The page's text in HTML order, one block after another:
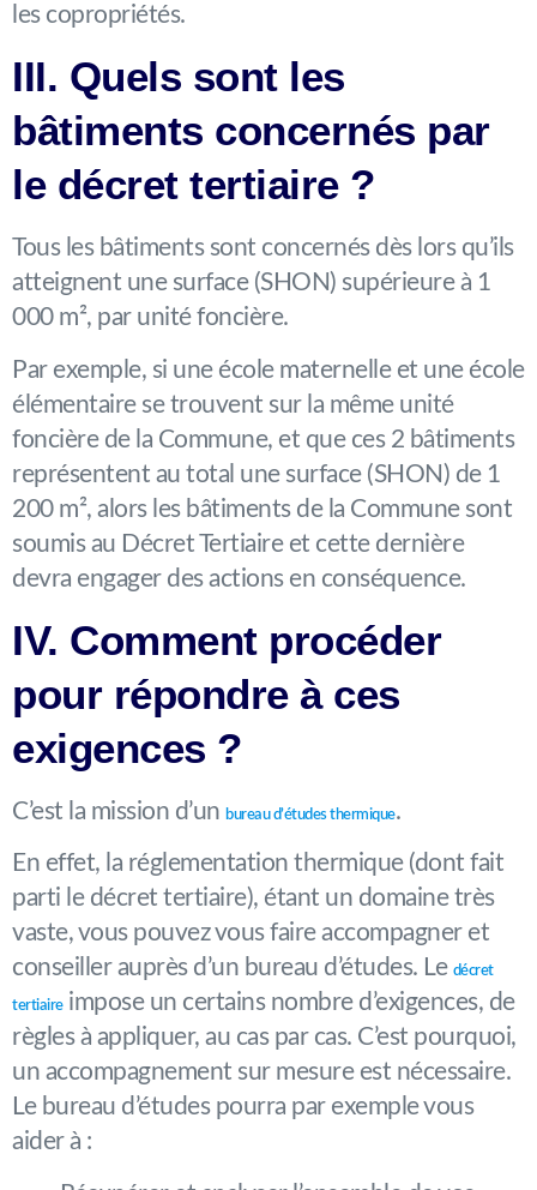
les copropriétés.
III. Quels sont les
bâtiments concernés par
le décret tertiaire ?
Tous les bâtiments sont concernés dès lors qu’ils
atteignent une surface (SHON) supérieure à 1
000 m², par unité foncière.
Par exemple, si une école maternelle et une école
élémentaire se trouvent sur la même unité
foncière de la Commune, et que ces 2 bâtiments
représentent au total une surface (SHON) de 1
200 m², alors les bâtiments de la Commune sont
soumis au Décret Tertiaire et cette dernière
devra engager des actions en conséquence.
IV. Comment procéder
pour répondre à ces
exigences ?
C’est la mission d’un bureau d’études thermique.
En effet, la réglementation thermique (dont fait
parti le décret tertiaire), étant un domaine très
vaste, vous pouvez vous faire accompagner et
conseiller auprès d’un bureau d’études. Le décret
tertiaireimpose un certains nombre d’exigences, de
règles à appliquer, au cas par cas. C’est pourquoi,
un accompagnement sur mesure est nécessaire.
Le bureau d’études pourra par exemple vous
aider à :